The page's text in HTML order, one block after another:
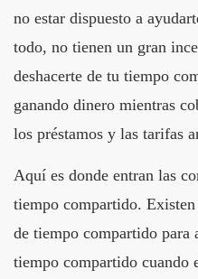
no estar dispuesto a
todo, no tienen un gran
deshacerte de tu tiempo
ganando dinero mientras
los préstamos y las tarifas
Aquí es donde entran las
tiempo compartido.
de tiempo compartido para
tiempo compartido cuando